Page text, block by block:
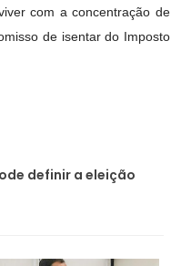
com a concentração de
de isentar do Imposto
definir a eleição